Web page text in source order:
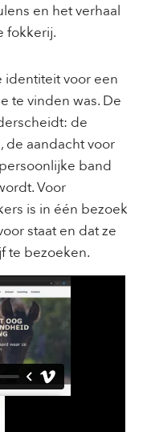
en het verhaal
fokkerij.
identiteit voor een
te vinden was. De
de
de aandacht voor
band
Voor
is in één bezoek
staat en dat ze
te bezoeken.